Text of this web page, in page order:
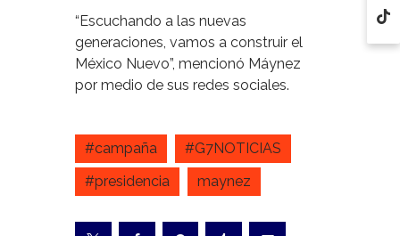
“Escuchando a las nuevas
generaciones, vamos a construir el
México Nuevo”, mencionó Máynez
por medio de sus redes sociales.
#campaña
#G7NOTICIAS
#presidencia
maynez